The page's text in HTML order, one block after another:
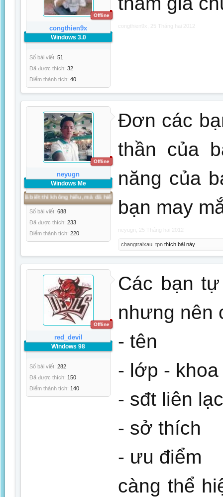
Offline
congthien9x
Windows 3.0
Số bài viết: 51
Đã được thích: 32
Điểm thành tích: 40
congthien9x 25 Tháng hai 2012
Offline
neyugn
Windows Me
thì không hiểu, mà đã hiểu thì phải thực hiện, mà đã thực hiện thì THÀNH
Số bài viết: 688
Đã được thích: 233
Điểm thành tích: 220
Đơn các
thần của
năng của
bạn may
neyugn 25 Tháng hai 2012
changtraixau_tpn thích bài này.
Offline
red_devil
Windows 98
Số bài viết: 282
Đã được thích: 150
Điểm thành tích: 140
Các bạn
nhưng nên
- tên
- lớp - khoa
- sđt liên lạc
- sở thích
- ưu điểm
càng thể